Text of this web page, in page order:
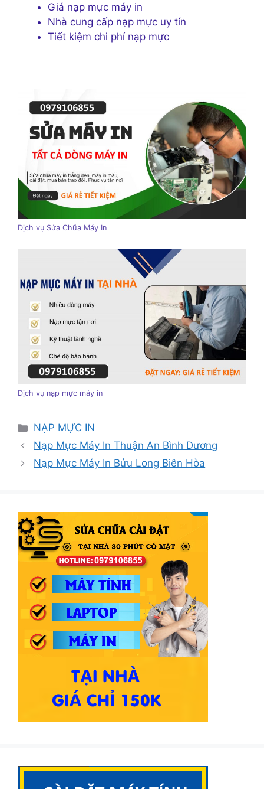
Giá nạp mực máy in
Nhà cung cấp nạp mực uy tín
Tiết kiệm chi phí nạp mực
Dịch vụ Sửa Chữa Máy In
Dịch vụ nạp mực máy in
Danh
mục
NẠP MỰC IN
Nạp Mực Máy In Thuận An Bình Dương
Nạp Mực Máy In Bửu Long Biên Hòa